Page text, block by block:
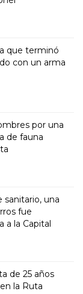
que terminó
con un arma
por una
de fauna
sanitario, una
fue
a la Capital
de 25 años
la Ruta